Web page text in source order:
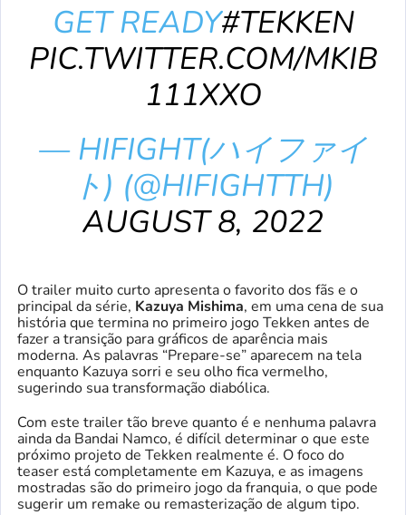
GET READY#TEKKEN
PIC.TWITTER.COM/MKIB
111XXO
— HIFIGHT(ハイファイ
ト) (@HIFIGHTTH)
AUGUST 8, 2022
O trailer muito curto apresenta o favorito dos fãs e o
principal da série, Kazuya Mishima, em uma cena de sua
história que termina no primeiro jogo Tekken antes de
fazer a transição para gráficos de aparência mais
moderna. As palavras “Prepare-se” aparecem na tela
enquanto Kazuya sorri e seu olho fica vermelho,
sugerindo sua transformação diabólica.
Com este trailer tão breve quanto é e nenhuma palavra
ainda da Bandai Namco, é difícil determinar o que este
próximo projeto de Tekken realmente é. O foco do
teaser está completamente em Kazuya, e as imagens
mostradas são do primeiro jogo da franquia, o que pode
sugerir um remake ou remasterização de algum tipo.